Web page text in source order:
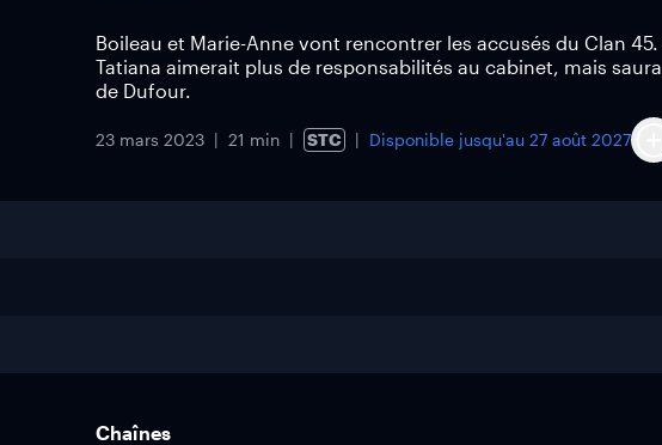
Boileau et Marie-Anne vont rencontrer les accusés du Clan
Tatiana aimerait plus de responsabilités au cabinet, mais
de Dufour.
23 mars 2023 21 min STC Disponible jusqu'au 27 août 2027
Chaînes